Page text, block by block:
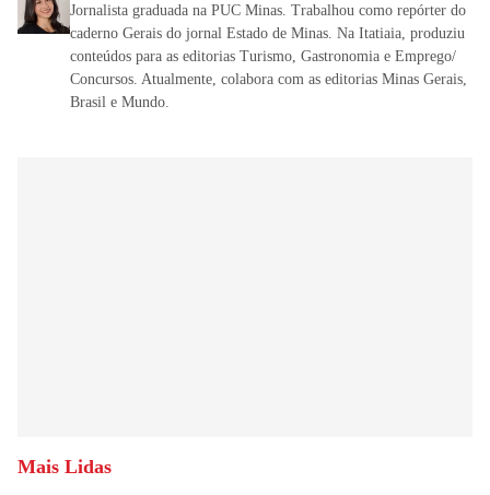
Jornalista graduada na PUC Minas. Trabalhou como repórter do
caderno Gerais do jornal Estado de Minas. Na Itatiaia, produziu
conteúdos para as editorias Turismo, Gastronomia e Emprego/
Concursos. Atualmente, colabora com as editorias Minas Gerais,
Brasil e Mundo.
Mais Lidas